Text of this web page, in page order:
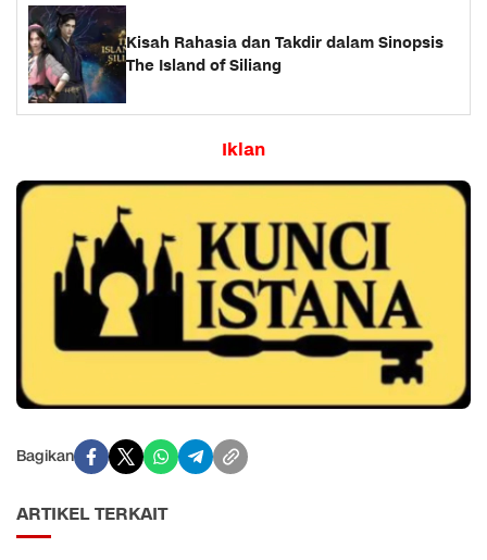
Kisah Rahasia dan Takdir dalam Sinopsis
The Island of Siliang
Iklan
Bagikan
ARTIKEL TERKAIT